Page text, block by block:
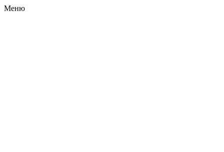
Меню